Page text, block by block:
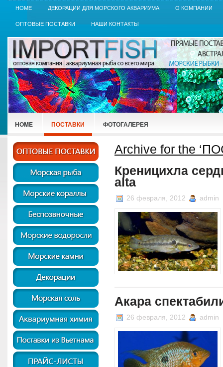
HOME ДЕКОРАЦИИ ДЛЯ МОРСКОГО АКВАРИУМА О КОМПАНИИ
ОПТОВЫЕ ПОСТАВКИ НАШИ КОНТАКТЫ
HOME ПОСТАВКИ ФОТОГАЛЕРЕЯ
Archive for the
Креницихла
alta
26 февраля, 2012 admin
Акара
26 февраля, 2012 admin